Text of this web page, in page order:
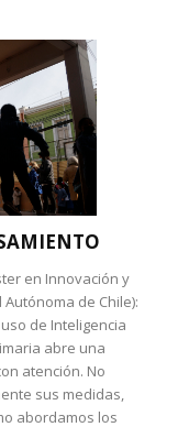
en Innovación y
de Chile):
de Inteligencia
abre una
atención. No
sus medidas,
abordamos los